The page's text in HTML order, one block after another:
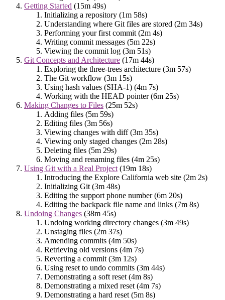
Getting Started (15m 49s)
Initializing a repository (1m 58s)
Understanding where Git files are stored (2m 34s)
Performing your first commit (2m 4s)
Writing commit messages (5m 22s)
Viewing the commit log (3m 51s)
Git Concepts and Architecture (17m 44s)
Exploring the three-trees architecture (3m 57s)
The Git workflow (3m 15s)
Using hash values (SHA-1) (4m 7s)
Working with the HEAD pointer (6m 25s)
Making Changes to Files (25m 52s)
Adding files (5m 59s)
Editing files (3m 56s)
Viewing changes with diff (3m 35s)
Viewing only staged changes (2m 28s)
Deleting files (5m 29s)
Moving and renaming files (4m 25s)
Using Git with a Real Project (19m 18s)
Introducing the Explore California web site (2m 2s)
Initializing Git (3m 48s)
Editing the support phone number (6m 20s)
Editing the backpack file name and links (7m 8s)
Undoing Changes (38m 45s)
Undoing working directory changes (3m 49s)
Unstaging files (2m 37s)
Amending commits (4m 50s)
Retrieving old versions (4m 7s)
Reverting a commit (3m 12s)
Using reset to undo commits (3m 44s)
Demonstrating a soft reset (4m 8s)
Demonstrating a mixed reset (4m 7s)
Demonstrating a hard reset (5m 8s)